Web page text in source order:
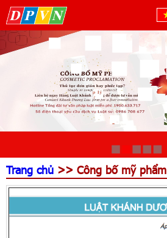
Trang chủ >> Công bố mỹ phẩm